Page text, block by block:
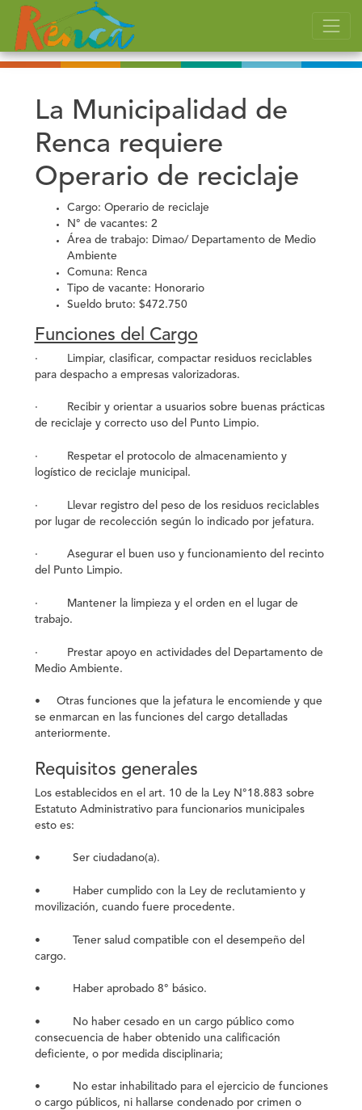
La Municipalidad de
Renca requiere
Operario de reciclaje
Cargo: Operario de reciclaje
N° de vacantes: 2
Área de trabajo: Dimao/ Departamento de Medio
Ambiente
Comuna: Renca
Tipo de vacante: Honorario
Sueldo bruto: $472.750
Funciones del Cargo
· Limpiar, clasificar, compactar residuos reciclables
para despacho a empresas valorizadoras.
· Recibir y orientar a usuarios sobre buenas prácticas
de reciclaje y correcto uso del Punto Limpio.
· Respetar el protocolo de almacenamiento y
logístico de reciclaje municipal.
· Llevar registro del peso de los residuos reciclables
por lugar de recolección según lo indicado por jefatura.
· Asegurar el buen uso y funcionamiento del recinto
del Punto Limpio.
· Mantener la limpieza y el orden en el lugar de
trabajo.
· Prestar apoyo en actividades del Departamento de
Medio Ambiente.
• Otras funciones que la jefatura le encomiende y que
se enmarcan en las funciones del cargo detalladas
anteriormente.
Requisitos generales
Los establecidos en el art. 10 de la Ley N°18.883 sobre
Estatuto Administrativo para funcionarios municipales
esto es:
• Ser ciudadano(a).
• Haber cumplido con la Ley de reclutamiento y
movilización, cuando fuere procedente.
• Tener salud compatible con el desempeño del
cargo.
• Haber aprobado 8° básico.
• No haber cesado en un cargo público como
consecuencia de haber obtenido una calificación
deficiente, o por medida disciplinaria;
• No estar inhabilitado para el ejercicio de funciones
o cargo públicos, ni hallarse condenado por crimen o